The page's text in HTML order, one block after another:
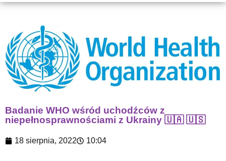
Badanie WHO wśród uchodźców z
niepełnosprawnościami z Ukrainy 🇺🇦 🇺🇸
18 sierpnia, 2022 10:04